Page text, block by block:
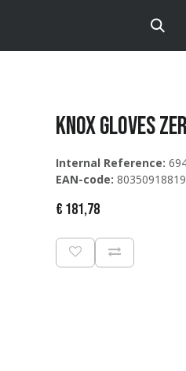
KNOX Gloves
Internal Reference:
EAN-code:
€ 181,78